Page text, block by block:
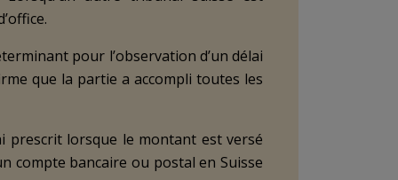
pour l’observation d’un délai
que la partie a accompli toutes les
prescrit lorsque le montant est versé
compte bancaire ou postal en Suisse